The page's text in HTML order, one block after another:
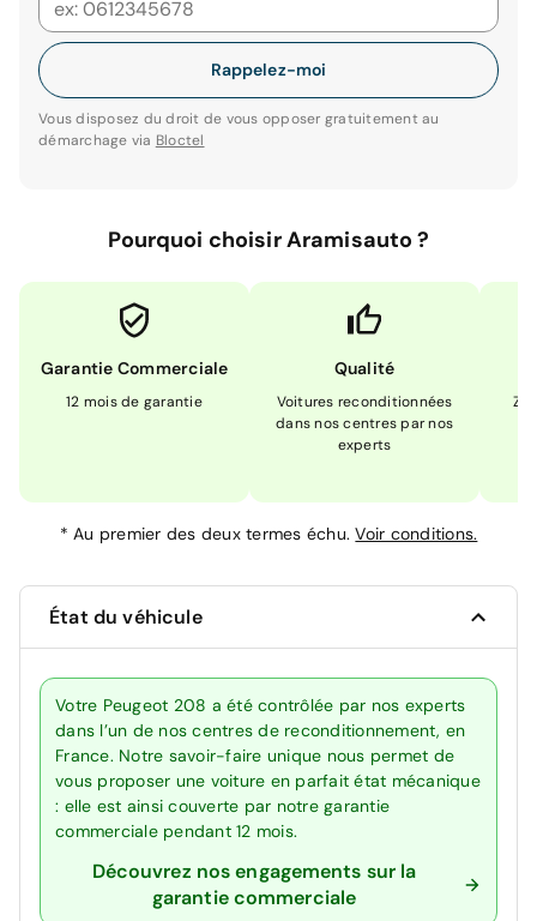
Rappelez-moi
Vous disposez du droit de vous opposer gratuitement au
démarchage via Bloctel
Pourquoi choisir Aramisauto ?
Garantie Commerciale
12 mois de garantie
Qualité
Voitures reconditionnées
dans nos centres par nos
experts
*Au premier des deux termes échu.Voir conditions.
État du véhicule
Votre Peugeot 208 a été contrôlée par nos experts
dans l’un de nos centres de reconditionnement, en
France. Notre savoir-faire unique nous permet de
vous proposer une voiture en parfait état mécanique
: elle est ainsi couverte par notre garantie
commerciale pendant 12 mois.
Découvrez nos engagements sur la
garantie commerciale